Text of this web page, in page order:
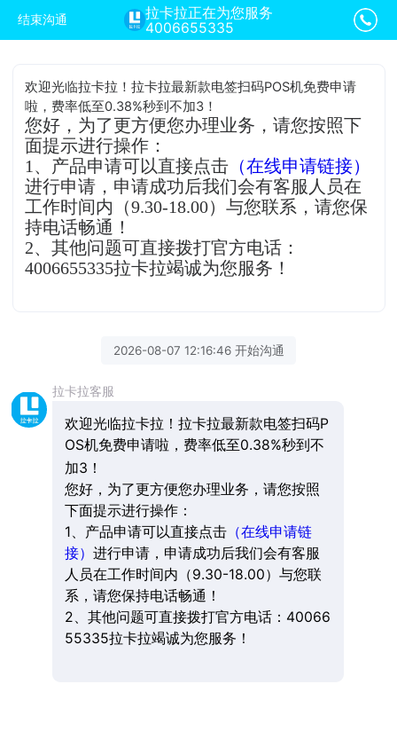
结束沟通
拉卡拉正在为您服务
4006655335
欢迎光临拉卡拉！拉卡拉最新款电签扫码POS机免费申请
啦，费率低至0.38%秒到不加3！
您好，为了更方便您办理业务，请您按照下
面提示进行操作：
1、产品申请可以直接点击 （在线申请链接）
进行申请，申请成功后我们会有客服人员在
工作时间内（9.30-18.00）与您联系，请您保
持电话畅通！
2、其他问题可直接拨打官方电话：
4006655335拉卡拉竭诚为您服务！
2026-08-07 12:16:46 开始沟通
拉卡拉客服
欢迎光临拉卡拉！拉卡拉最新款电签扫码P
OS机免费申请啦，费率低至0.38%秒到不
加3！
您好，为了更方便您办理业务，请您按照
下面提示进行操作：
1、产品申请可以直接点击（在线申请链
接） 进行申请，申请成功后我们会有客服
人员在工作时间内（9.30-18.00）与您联
系，请您保持电话畅通！
2、其他问题可直接拨打官方电话：40066
55335拉卡拉竭诚为您服务！